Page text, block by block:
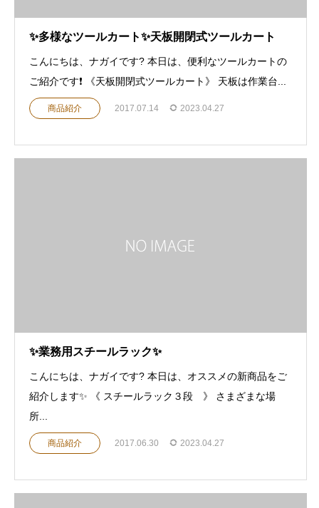
✨多様なツールカート✨天板開閉式ツールカート
こんにちは、ナガイです? 本日は、便利なツールカートの
ご紹介です❗️ 《天板開閉式ツールカート》 天板は作業台...
商品紹介 2017.07.14 2023.04.27
✨業務用スチールラック✨
こんにちは、ナガイです? 本日は、オススメの新商品をご
紹介します✨ 《 スチールラック３段 》 さまざまな場
所...
商品紹介 2017.06.30 2023.04.27